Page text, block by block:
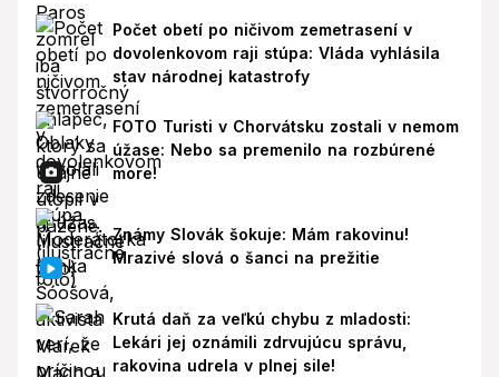
Počet obetí po ničivom zemetrasení v
dovolenkovom raji stúpa: Vláda vyhlásila
stav národnej katastrofy
FOTO Turisti v Chorvátsku zostali v nemom
úžase: Nebo sa premenilo na rozbúrené
more!
Známy Slovák šokuje: Mám rakovinu!
Mrazivé slová o šanci na prežitie
Krutá daň za veľkú chybu z mladosti:
Lekári jej oznámili zdrvujúcu správu,
rakovina udrela v plnej sile!